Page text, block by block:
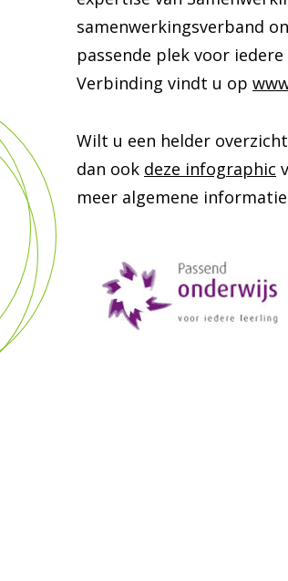
samenwerkingsverband
passende plek voor
Verbinding vindt u op
Wilt u een helder
dan ook deze infographic
meer algemene